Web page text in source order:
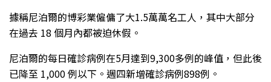
據稱尼泊爾的博彩業僱傭了大1.5萬萬名工人，其中大部分
在過去 18 個月內都被迫休假。
尼泊爾的每日確診病例在5月達到9,300多例的峰值，但此後
已降至 1,000 例以下。週四新增確診病例898例。